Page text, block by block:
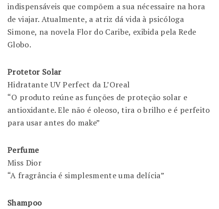
indispensáveis que compõem a sua nécessaire na hora
de viajar. Atualmente, a atriz dá vida à psicóloga
Simone, na novela Flor do Caribe, exibida pela Rede
Globo.
Protetor Solar
Hidratante UV Perfect da L’Oreal
“O produto reúne as funções de proteção solar e
antioxidante. Ele não é oleoso, tira o brilho e é perfeito
para usar antes do make”
Perfume
Miss Dior
“A fragrância é simplesmente uma delícia”
Shampoo